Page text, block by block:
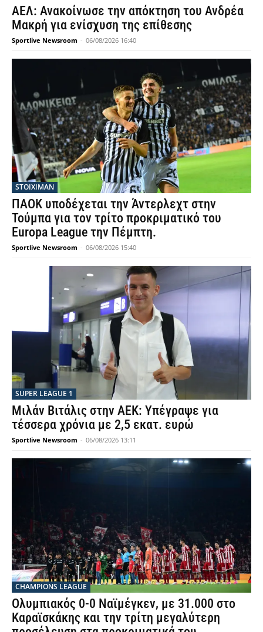
ΑΕΛ: Ανακοίνωσε την απόκτηση του Ανδρέα
Μακρή για ενίσχυση της επίθεσης
Sportlive Newsroom - 06/08/2026 16:40
STOIXIMAN
ΠΑΟΚ υποδέχεται την Άντερλεχτ στην
Τούμπα για τον τρίτο προκριματικό του
Europa League την Πέμπτη.
Sportlive Newsroom - 06/08/2026 15:40
SUPER LEAGUE 1
Μιλάν Βιτάλις στην ΑΕΚ: Υπέγραψε για
τέσσερα χρόνια με 2,5 εκατ. ευρώ
Sportlive Newsroom - 06/08/2026 13:11
CHAMPIONS LEAGUE
Ολυμπιακός 0-0 Ναϊμέγκεν, με 31.000 στο
Καραϊσκάκης και την τρίτη μεγαλύτερη